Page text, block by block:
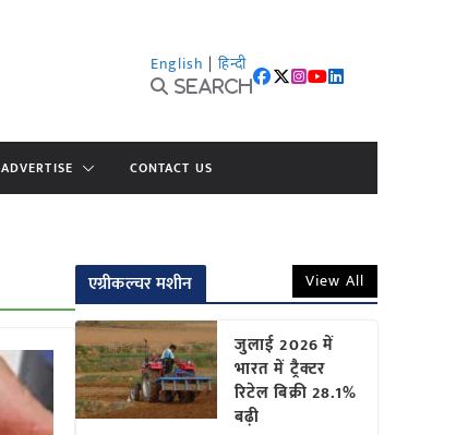
English | हिन्दी
Search
ADVERTISE CONTACT US
एग्रीकल्चर मशीन View All
जुलाई 2026 में
भारत में ट्रैक्टर
रिटेल बिक्री 28.1%
बढ़ी